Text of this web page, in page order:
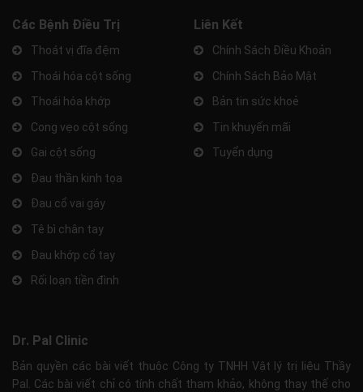
Các Bệnh Điều Trị
Thoát vị đĩa đệm
Thoái hóa cột sống
Thoái hóa khớp
Cong vẹo cột sống
Gai cột sống
Đau thần kinh tọa
Đau cổ vai gáy
Tê bì chân tay
Đau khớp cổ tay
Rối loạn tiền đình
Liên Kết
Chính Sách Điều Khoản
Chính Sách Bảo Mật
Bản tin sức khoẻ
Tin khuyến mãi
Tuyển dụng
Dr. Pal Clinic
Bản quyền các bài viết thuộc Công ty TNHH Vật lý trị liệu Thầy
Pal. Các bài viết chỉ có tính chất tham khảo, không thay thế cho